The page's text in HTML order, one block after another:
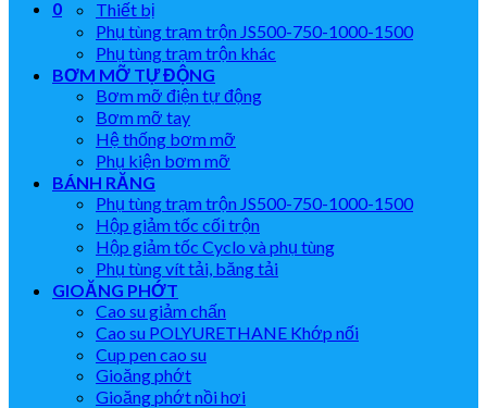
0
Thiết bị
Phụ tùng trạm trộn JS500-750-1000-1500
Phụ tùng trạm trộn khác
BƠM MỠ TỰ ĐỘNG
Bơm mỡ điện tự động
Bơm mỡ tay
Hệ thống bơm mỡ
Phụ kiện bơm mỡ
BÁNH RĂNG
Phụ tùng trạm trộn JS500-750-1000-1500
Hộp giảm tốc cối trộn
Hộp giảm tốc Cyclo và phụ tùng
Phụ tùng vít tải, băng tải
GIOĂNG PHỚT
Cao su giảm chấn
Cao su POLYURETHANE Khớp nối
Cup pen cao su
Gioăng phớt
Gioăng phớt nồi hơi